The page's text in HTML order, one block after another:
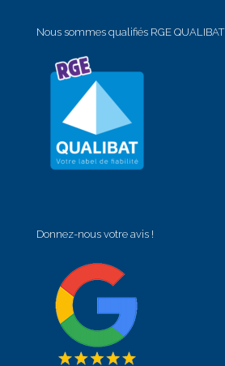
Nous sommes qualifiés RGE QUALIBAT
Donnez-nous votre avis !